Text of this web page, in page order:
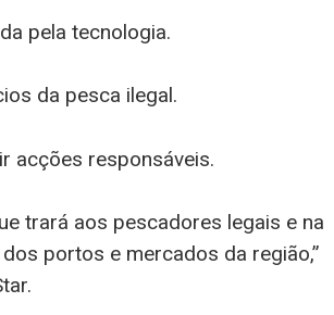
pela tecnologia.
da pesca ilegal.
acções responsáveis.
trará aos pescadores legais e na
portos e mercados da região,”